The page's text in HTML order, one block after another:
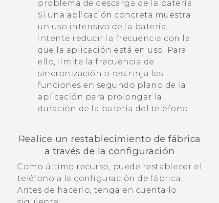
problema de descarga de la batería.
Si una aplicación concreta muestra
un uso intensivo de la batería,
intente reducir la frecuencia con la
que la aplicación está en uso. Para
ello, limite la frecuencia de
sincronización o restrinja las
funciones en segundo plano de la
aplicación para prolongar la
duración de la batería del teléfono.
Realice un restablecimiento de fábrica
a través de la configuración
Como último recurso, puede restablecer el
teléfono a la configuración de fábrica.
Antes de hacerlo, tenga en cuenta lo